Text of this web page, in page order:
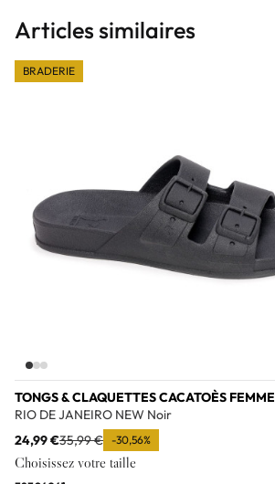
Articles similaires
TONGS & CLAQUETTES CACATOÈS FEMME
RIO DE JANEIRO NEW Noir
24,99 €35,99 € -30,56%
Choisissez votre taille
BRADERIE